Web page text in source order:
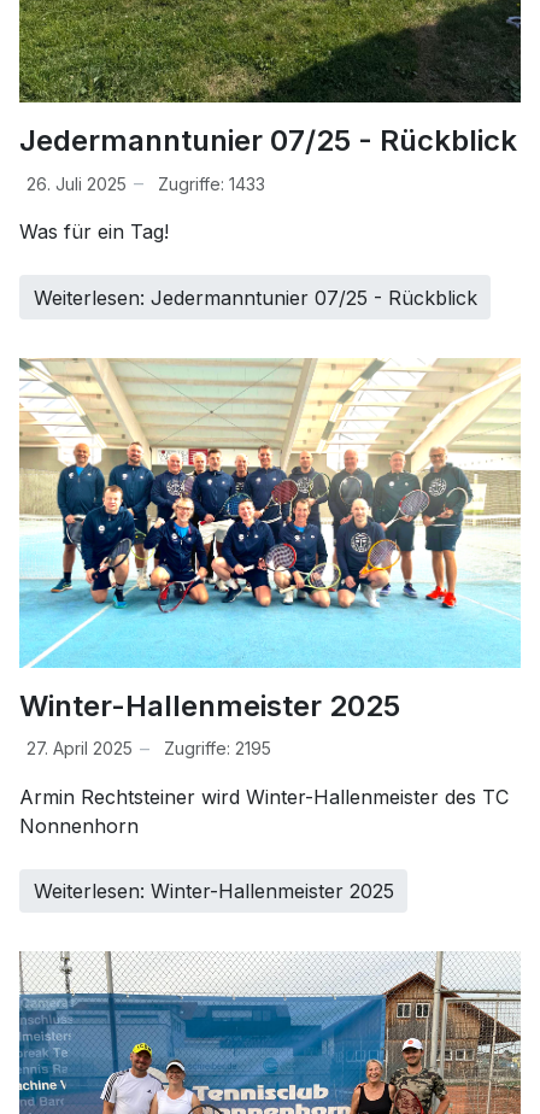
Jedermanntunier 07/25 - Rückblick
26. Juli 2025 Zugriffe: 1433
Was für ein Tag!
Weiterlesen: Jedermanntunier 07/25 - Rückblick
Winter-Hallenmeister 2025
27. April 2025 Zugriffe: 2195
Armin Rechtsteiner wird Winter-Hallenmeister des TC
Nonnenhorn
Weiterlesen: Winter-Hallenmeister 2025